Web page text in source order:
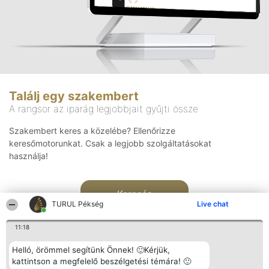
TURUL Pékség Live chat
11:18
Helló, örömmel segítünk Önnek! 🙂Kérjük,
kattintson a megfelelő beszélgetési témára! 🙂
Találj egy szakembert
A rangsor az iparág legjobbjait gyűjti össze
Szakembert keres a közelébe? Ellenőrizze
keresőmotorunkat. Csak a legjobb szolgáltatásokat
használja!
Keresés